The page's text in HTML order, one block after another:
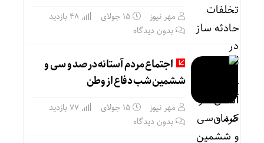
مهر نیوز 15 جولای
بدون دیدگاه
اجتماع مردم آستانه در صد و سی و
ششمین شب دفاع از وطن
مهر نیوز 15 جولای
بدون دیدگاه